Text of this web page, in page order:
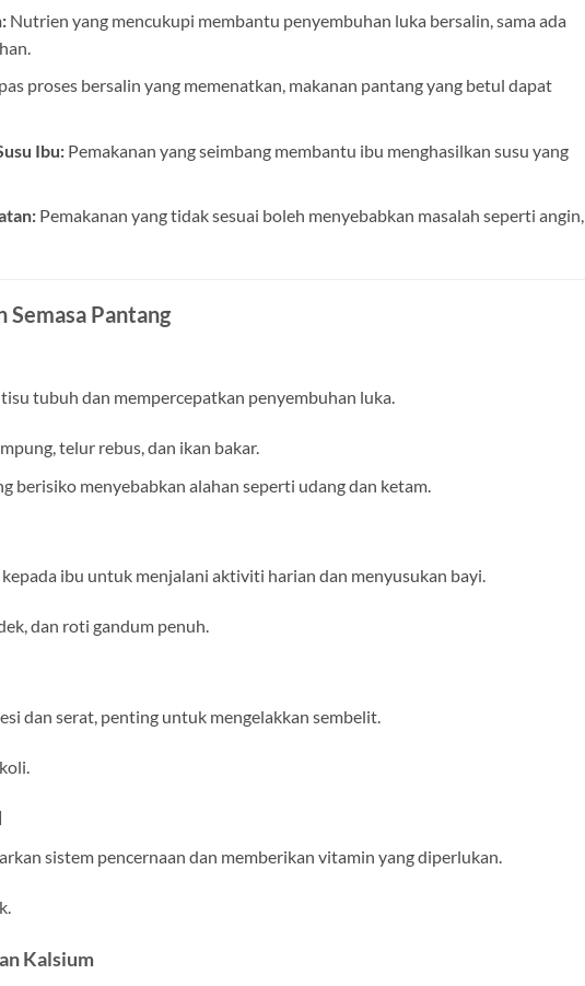
Nutrien yang mencukupi membantu penyembuhan luka bersalin, sama ada
proses bersalin yang memenatkan, makanan pantang yang betul dapat
Ibu:Pemakanan yang seimbang membantu ibu menghasilkan susu yang
Pemakanan yang tidak sesuai boleh menyebabkan masalah seperti angin,
Semasa Pantang
tubuh dan mempercepatkan penyembuhan luka.
telur rebus, dan ikan bakar.
berisiko menyebabkan alahan seperti udang dan ketam.
ibu untuk menjalani aktiviti harian dan menyusukan bayi.
dan roti gandum penuh.
dan serat, penting untuk mengelakkan sembelit.
sistem pencernaan dan memberikan vitamin yang diperlukan.
Kalsium